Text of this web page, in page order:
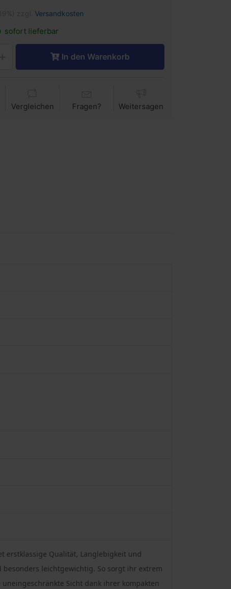
Versandkosten
sofort lieferbar
In den Warenkorb
Vergleichen Fragen? Weitersagen
erstklassige Qualität, Langlebigkeit und
leichtgewichtig. So sorgt ihr extrem
Sicht dank ihrer kompakten